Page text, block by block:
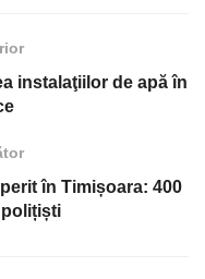
instalaţiilor de apă în
în Timișoara: 400